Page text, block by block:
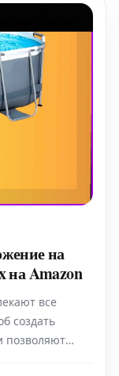
на
на Amazon
все
создать
позволяют